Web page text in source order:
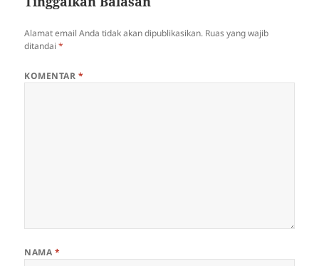
Alamat email Anda tidak akan dipublikasikan. Ruas yang wajib
ditandai*
KOMENTAR *
NAMA *